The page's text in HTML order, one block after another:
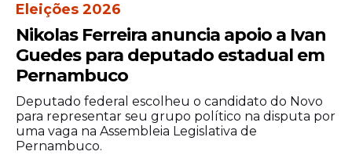
bebendo com um amigo. O homem, que
seria uma pessoa em situação de rua, teria
ficado revoltado ao saber que jovem
estaria morando com os pais, sendo então
o possível motivo para começar a primeira
discussão.
Eleições 2026
Nikolas Ferreira anuncia apoio a Ivan
Guedes para deputado estadual em
Pernambuco
Deputado federal escolheu o candidato do Novo
para representar seu grupo político na disputa por
uma vaga na Assembleia Legislativa de
Pernambuco.